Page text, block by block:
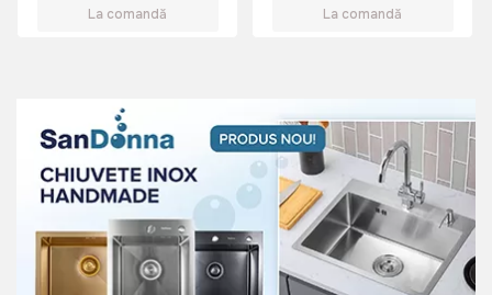
La comandă La comandă